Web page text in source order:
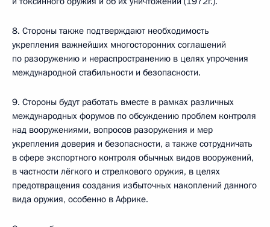
8. Стороны также подтверждают необходимость
укрепления важнейших многосторонних соглашений
по разоружению и нераспространению в целях упрочения
международной стабильности и безопасности.
9. Стороны будут работать вместе в рамках различных
международных форумов по обсуждению проблем контроля
над вооружениями, вопросов разоружения и мер
укрепления доверия и безопасности, а также сотрудничать
в сфере экспортного контроля обычных видов вооружений,
в частности лёгкого и стрелкового оружия, в целях
предотвращения создания избыточных накоплений данного
вида оружия, особенно в Африке.